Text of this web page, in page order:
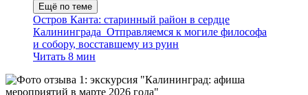
Ещё по теме
Остров Канта: старинный район в сердце
Калининграда Отправляемся к могиле философа
и собору, восставшему из руин
Читать 8 мин